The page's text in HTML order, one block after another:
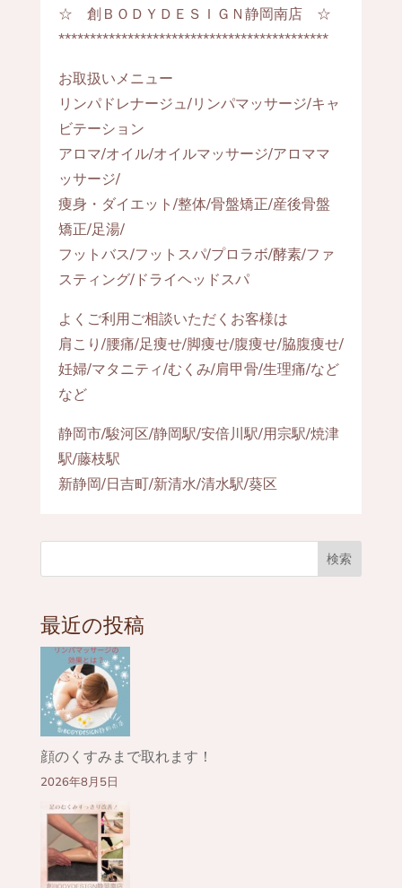
☆ 創ＢＯＤＹＤＥＳＩＧＮ静岡南店 ☆
*******************************************
お取扱いメニュー
リンパドレナージュ/リンパマッサージ/キャ
ビテーション
アロマ/オイル/オイルマッサージ/アロママ
ッサージ/
痩身・ダイエット/整体/骨盤矯正/産後骨盤
矯正/足湯/
フットバス/フットスパ/プロラボ/酵素/ファ
スティング/ドライヘッドスパ
よくご利用ご相談いただくお客様は
肩こり/腰痛/足痩せ/脚痩せ/腹痩せ/脇腹痩せ/
妊婦/マタニティ/むくみ/肩甲骨/生理痛/など
など
静岡市/駿河区/静岡駅/安倍川駅/用宗駅/焼津
駅/藤枝駅
新静岡/日吉町/新清水/清水駅/葵区
検索
最近の投稿
顔のくすみまで取れます！
2026年8月5日